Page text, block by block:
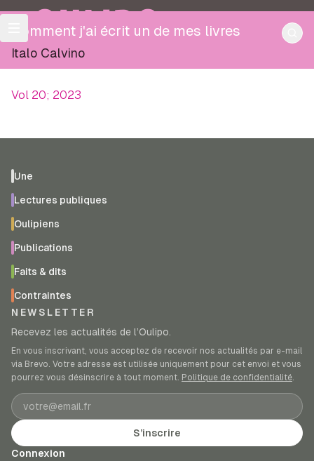
OULIPO
Comment j'ai écrit un de mes livres
Italo Calvino
Vol 20; 2023
Une
Lectures publiques
Oulipiens
Publications
Faits & dits
Contraintes
NEWSLETTER
Recevez les actualités de l’Oulipo.
En vous inscrivant, vous acceptez de recevoir nos actualités par e-mail
via Brevo. Votre adresse est utilisée uniquement pour cet envoi et vous
pourrez vous désinscrire à tout moment. Politique de confidentialité.
Adresse e-mail
S’inscrire
Connexion